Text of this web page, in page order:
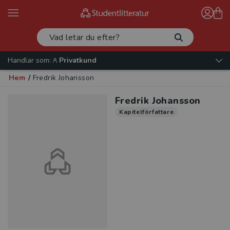
Handlar som:
Privatkund
Hem / Fredrik Johansson
Fredrik Johansson
Kapitelförfattare